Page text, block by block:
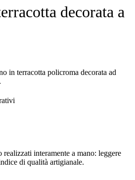
decorata a
in terracotta policroma decorata ad
interamente a mano: leggere
di qualità artigianale.